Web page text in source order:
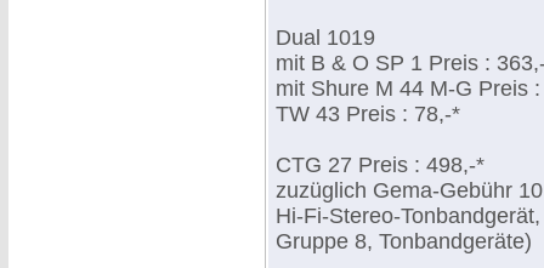
Dual 1019
mit B & O SP 1 Preis :
mit Shure M 44 M-G Preis
TW 43 Preis : 78,-*
CTG 27 Preis : 498,-*
zuzüglich Gema-Gebühr
Hi-Fi-Stereo-
Gruppe 8, Tonbandgeräte)